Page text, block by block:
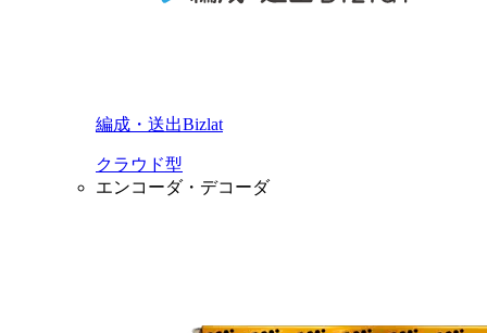
編成・送出Bizlat
クラウド型
エンコーダ・デコーダ